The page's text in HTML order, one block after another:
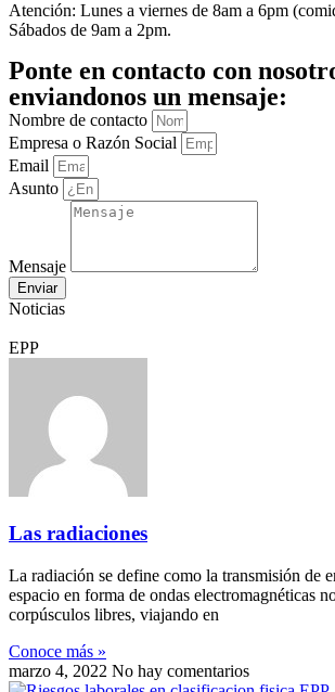
Atención: Lunes a viernes de 8am a 6pm
Sábados de 9am a 2pm.
Ponte en contacto con
enviandonos un mensaje:
Nombre de contacto
Empresa o Razón Social
Email
Asunto
Mensaje
Enviar
Noticias
EPP
Las radiaciones
La radiación se define como la transmisión de
espacio en forma de ondas electromagnéticas
corpúsculos libres, viajando en
Conoce más »
marzo 4, 2022 No hay comentarios